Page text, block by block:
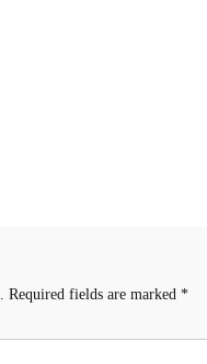
Required fields are marked *